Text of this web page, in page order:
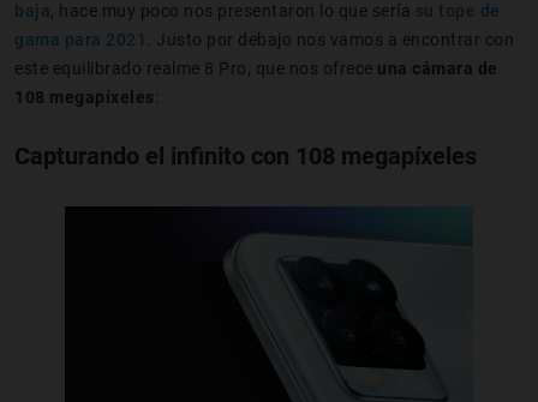
baja, hace muy poco nos presentaron lo que sería su tope de
gama para 2021 . Justo por debajo nos vamos a encontrar con
este equilibrado realme 8 Pro, que nos ofrece una cámara de
108 megapíxeles:
Capturando el infinito con 108 megapíxeles